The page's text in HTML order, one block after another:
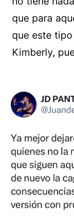
que para
que este
Kimberly,